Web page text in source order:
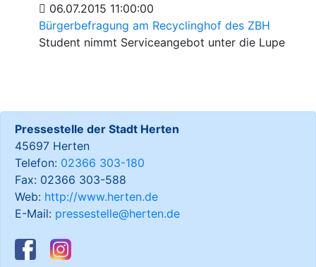
06.07.2015 11:00:00
Bürgerbefragung am Recyclinghof des ZBH
Student nimmt Serviceangebot unter die Lupe
Pressestelle der Stadt Herten
45697 Herten
Telefon: 02366 303-180
Fax: 02366 303-588
Web: http://www.herten.de
E-Mail: pressestelle@herten.de